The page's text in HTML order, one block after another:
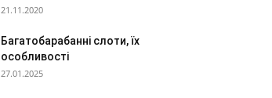
21.11.2020
Багатобарабанні слоти, їх
особливості
27.01.2025